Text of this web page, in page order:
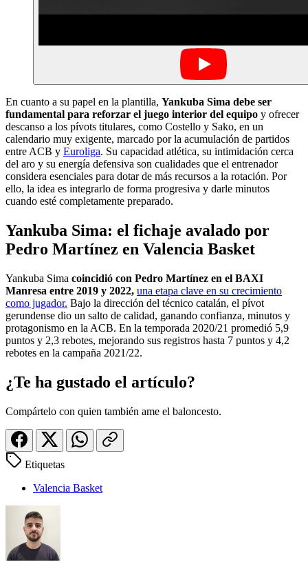
En cuanto a su papel en la plantilla, Yankuba Sima debe ser
fundamental para reforzar el juego interior del equipo y ofrecer
descanso a los pívots titulares, como Costello y Sako, en un
calendario muy exigente, marcado por la acumulación de partidos
entre ACB y Euroliga. Su capacidad atlética, su intimidación cerca
del aro y su energía defensiva son cualidades que el entrenador
considera esenciales para dotar de más recursos a la rotación. Por
ello, la idea es integrarlo de forma progresiva y darle minutos
cuando esté completamente preparado.
Yankuba Sima: el fichaje avalado por
Pedro Martínez en Valencia Basket
Yankuba Sima coincidió con Pedro Martínez en el BAXI
Manresa entre 2019 y 2022, una etapa clave en su crecimiento
como jugador. Bajo la dirección del técnico catalán, el pívot
gerundense dio un salto de calidad, ganando confianza, minutos y
protagonismo en la ACB. En la temporada 2020/21 promedió 5,9
puntos y 2,3 rebotes, mejorando sus registros hasta 7 puntos y 4,2
rebotes en la campaña 2021/22.
¿Te ha gustado el artículo?
Compártelo con quien también ame el baloncesto.
Etiquetas
Valencia Basket